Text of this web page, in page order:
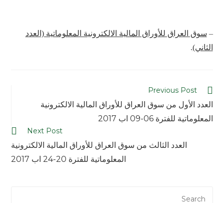
– سوق العراق للأوراق المالية الالكترونية المعلوماتية (العدد
الثاني).
Previous Post
العدد الأول من سوق العراق للأوراق المالية الالكترونية
المعلوماتية للفترة 06-09 اب 2017
Next Post
العدد الثالث من سوق العراق للأوراق المالية الالكترونية
المعلوماتية للفترة 20-24 اب 2017